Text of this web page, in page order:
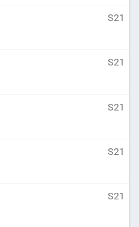
S21
S21
S21
S21
S21